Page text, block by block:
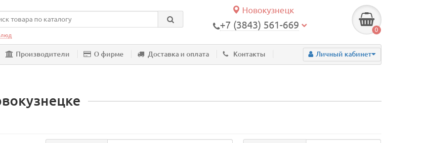
Новокузнецк
+7 (3843) 561-669 0
Производители О фирме Доставка и оплата Контакты Личный кабинет